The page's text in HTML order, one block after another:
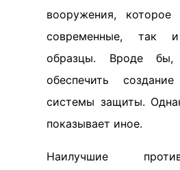
вооружения, которое
современные, так
образцы. Вроде
обеспечить
системы защиты.
показывает иное.
Наилучшие